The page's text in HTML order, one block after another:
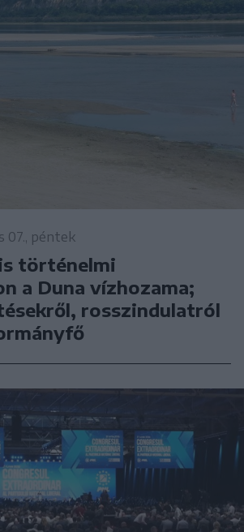
07., péntek
történelmi
a Duna vízhozama;
rosszindulatról